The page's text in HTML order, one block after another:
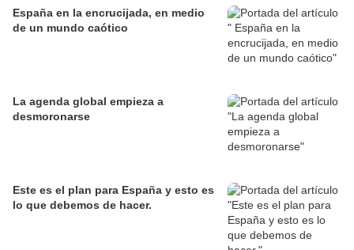
España en la encrucijada, en medio
de un mundo caótico
La agenda global empieza a
desmoronarse
Este es el plan para España y esto es
lo que debemos de hacer.